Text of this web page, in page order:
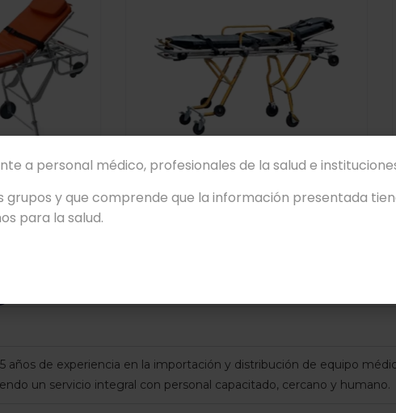
CAMILLAS DE EMERGENCIA PARA
frecuentes
de experiencia en la importación y distribución de equipo
un servicio integral con personal capacitado, cercano y humano.
a personal médico, profesionales de la salud e
y que comprende que la información presentada
para la salud.